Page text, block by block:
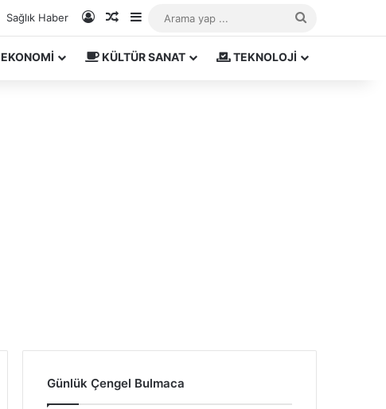
Sağlık Haber Kayıt OlRastgele Makale
Kenar Bölmesi
EKONOMİ KÜLTÜR SANAT TEKNOLOJİ
Günlük Çengel Bulmaca